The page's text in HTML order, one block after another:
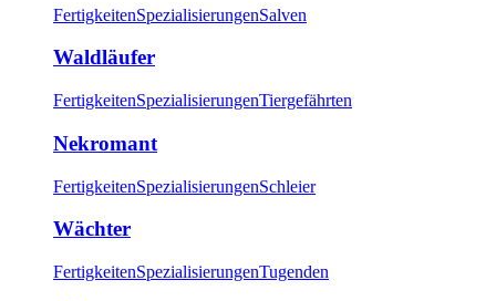
FertigkeitenSpezialisierungenSalven
Waldläufer
FertigkeitenSpezialisierungenTiergefährten
Nekromant
FertigkeitenSpezialisierungenSchleier
Wächter
FertigkeitenSpezialisierungenTugenden